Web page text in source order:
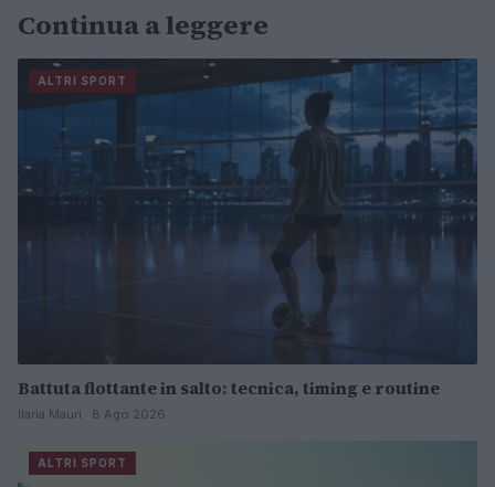
Continua a leggere
ALTRI SPORT
Battuta flottante in salto: tecnica, timing e routine
Ilaria Mauri · 8 Ago 2026
ALTRI SPORT